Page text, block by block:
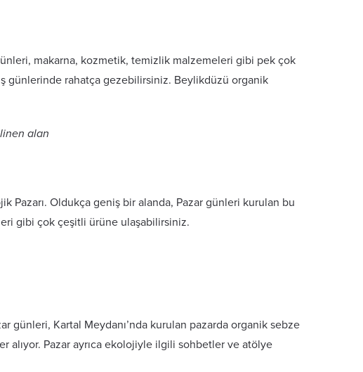
makarna, kozmetik, temizlik malzemeleri gibi pek çok
günlerinde rahatça gezebilirsiniz. Beylikdüzü organik
alan
Pazarı. Oldukça geniş bir alanda, Pazar günleri kurulan bu
gibi çok çeşitli ürüne ulaşabilirsiniz.
günleri, Kartal Meydanı’nda kurulan pazarda organik sebze
alıyor. Pazar ayrıca ekolojiyle ilgili sohbetler ve atölye